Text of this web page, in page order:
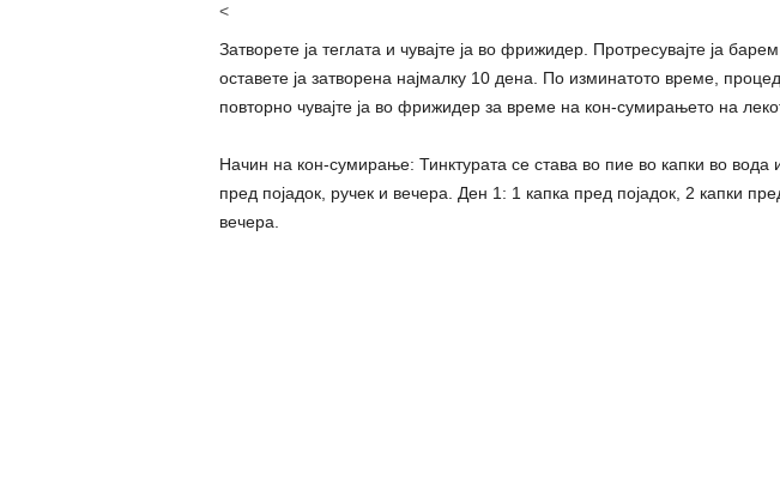
<
Затворете ја теглата и чувајте ја во фрижидер. Протресувајте ја
оставете ја затворена најмалку 10 дена. По изминатото време,
повторно чувајте ја во фрижидер за време на кон-сумирањето на
Начин на кон-сумирање: Тинктурата се става во пие во капки во вода
пред појадок, ручек и вечера. Ден 1: 1 капка пред појадок, 2 капки
вечера.